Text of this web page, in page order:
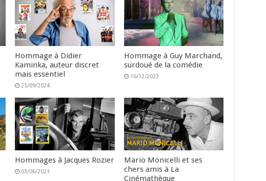
Hommage à Didier
Kaminka, auteur discret
mais essentiel
25/09/2024
Hommage à Guy Marchand,
surdoué de la comédie
16/12/2023
Hommages à Jacques Rozier
03/06/2023
Mario Monicelli et ses
chers amis à La
Cinémathèque